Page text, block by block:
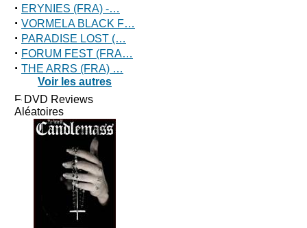
· ERYNIES (FRA) -…
· VORMELA BLACK F…
· PARADISE LOST (…
· FORUM FEST (FRA…
· THE ARRS (FRA) …
Voir les autres
DVD Reviews
Aléatoires